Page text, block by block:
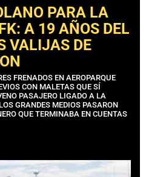
PARA LA
A 19 AÑOS DEL
VALIJAS DE
FRENADOS EN AEROPARQUE
CON MALETAS QUE SÍ
PASAJERO LIGADO A LA
GRANDES MEDIOS PASARON
QUE TERMINABA EN CUENTAS